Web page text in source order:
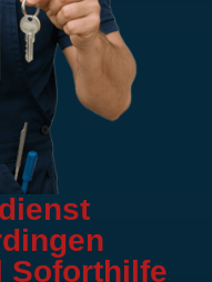
Soforthilfe